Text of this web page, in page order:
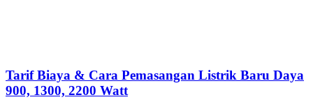
Tarif Biaya & Cara Pemasangan Listrik Baru Daya
900, 1300, 2200 Watt